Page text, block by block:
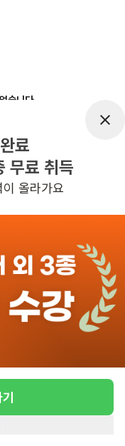
습니다
인하기
료
무료 취득
올라가요